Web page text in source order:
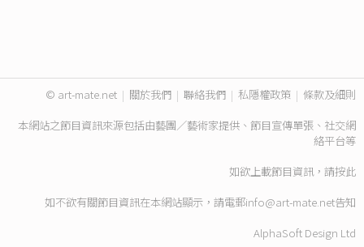
© art-mate.net | 關於我們 | 聯絡我們 | 私隱權政策 | 條款及細則
本網站之節目資訊來源包括由藝團／藝術家提供、節目宣傳單張、社交網
絡平台等
如欲上載節目資訊，請按此
如不欲有關節目資訊在本網站顯示，請電郵info@art-mate.net告知
AlphaSoft Design Ltd